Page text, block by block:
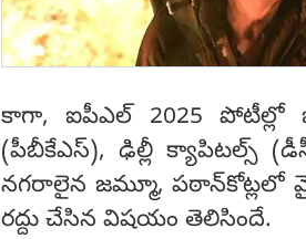
కాగా, ఐపీఎల్ 2025 పోటీల్లో
(పీబీకేఎస్), ఢిల్లీ క్యాపిటల్స్
నగరాలైన జమ్మూ,
రద్దు చేసిన విషయం తెలిసిందే.